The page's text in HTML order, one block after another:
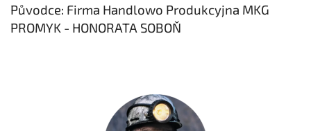
Původce: Firma Handlowo Produkcyjna MKG
PROMYK - HONORATA SOBOŇ